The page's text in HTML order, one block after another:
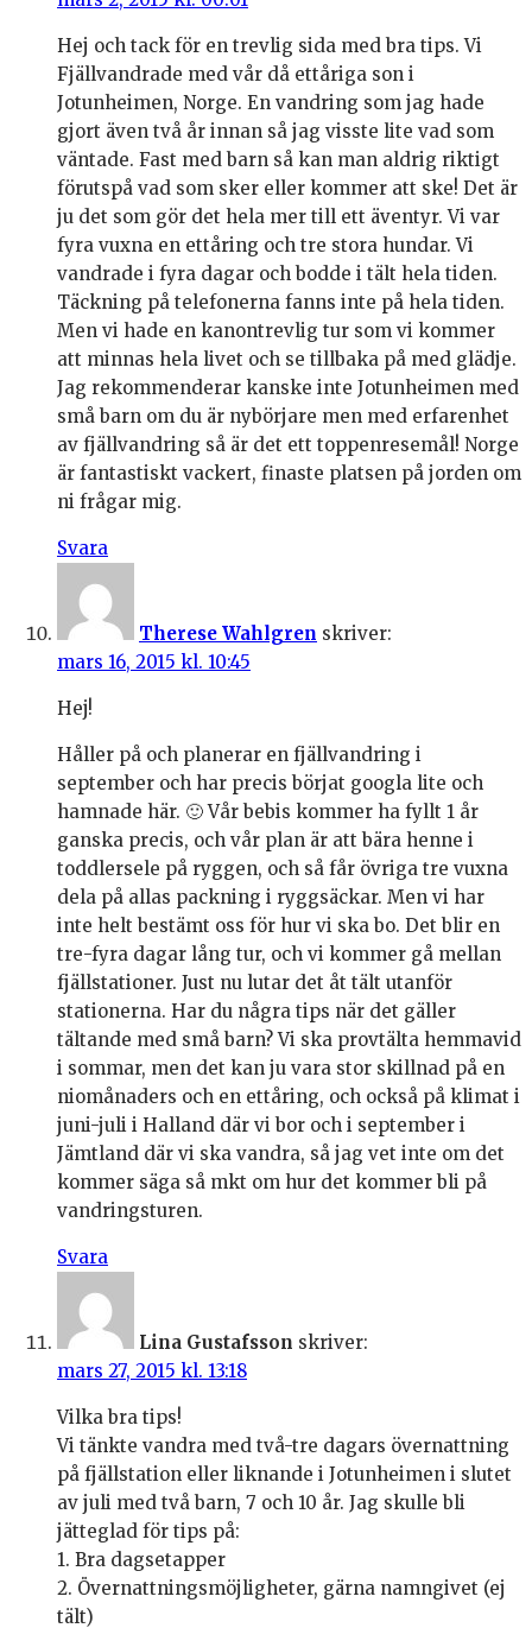
Hej och tack för en trevlig sida med bra tips. Vi
Fjällvandrade med vår då ettåriga son i
Jotunheimen, Norge. En vandring som jag hade
gjort även två år innan så jag visste lite vad som
väntade. Fast med barn så kan man aldrig riktigt
förutspå vad som sker eller kommer att ske! Det är
ju det som gör det hela mer till ett äventyr. Vi var
fyra vuxna en ettåring och tre stora hundar. Vi
vandrade i fyra dagar och bodde i tält hela tiden.
Täckning på telefonerna fanns inte på hela tiden.
Men vi hade en kanontrevlig tur som vi kommer
att minnas hela livet och se tillbaka på med glädje.
Jag rekommenderar kanske inte Jotunheimen med
små barn om du är nybörjare men med erfarenhet
av fjällvandring så är det ett toppenresemål! Norge
är fantastiskt vackert, finaste platsen på jorden om
ni frågar mig.
Svara
Therese Wahlgren skriver:
mars 16, 2015 kl. 10:45
Hej!
Håller på och planerar en fjällvandring i
september och har precis börjat googla lite och
hamnade här. 🙂 Vår bebis kommer ha fyllt 1 år
ganska precis, och vår plan är att bära henne i
toddlersele på ryggen, och så får övriga tre vuxna
dela på allas packning i ryggsäckar. Men vi har
inte helt bestämt oss för hur vi ska bo. Det blir en
tre-fyra dagar lång tur, och vi kommer gå mellan
fjällstationer. Just nu lutar det åt tält utanför
stationerna. Har du några tips när det gäller
tältande med små barn? Vi ska provtälta hemmavid
i sommar, men det kan ju vara stor skillnad på en
niomånaders och en ettåring, och också på klimat i
juni-juli i Halland där vi bor och i september i
Jämtland där vi ska vandra, så jag vet inte om det
kommer säga så mkt om hur det kommer bli på
vandringsturen.
Svara
Lina Gustafsson skriver:
mars 27, 2015 kl. 13:18
Vilka bra tips!
Vi tänkte vandra med två-tre dagars övernattning
på fjällstation eller liknande i Jotunheimen i slutet
av juli med två barn, 7 och 10 år. Jag skulle bli
jätteglad för tips på:
1. Bra dagsetapper
2. Övernattningsmöjligheter, gärna namngivet (ej
tält)